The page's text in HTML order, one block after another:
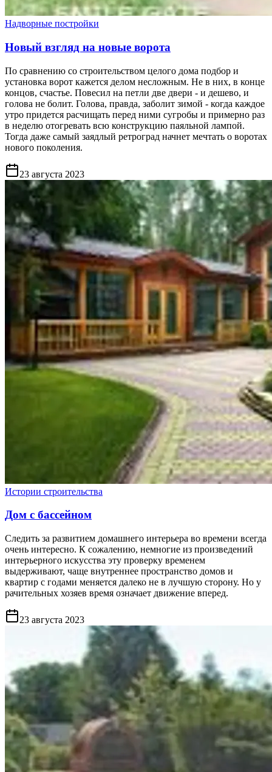
Надворные постройки
Новый взгляд на новые ворота
По сравнению со строительством целого дома подбор и
установка ворот кажется делом несложным. Не в них, в конце
концов, счастье. Повесил на петли две двери - и дешево, и
голова не болит. Голова, правда, заболит зимой - когда каждое
утро придется расчищать перед ними сугробы и примерно раз
в неделю отогревать всю конструкцию паяльной лампой.
Тогда даже самый заядлый ретроград начнет мечтать о воротах
нового поколения.
23 августа 2023
Истории строительства
Дом с бассейном
Следить за развитием домашнего интерьера во времени всегда
очень интересно. К сожалению, немногие из произведений
интерьерного искусства эту проверку временем
выдерживают, чаще внутреннее пространство домов и
квартир с годами меняется далеко не в лучшую сторону. Но у
рачительных хозяев время означает движение вперед.
23 августа 2023